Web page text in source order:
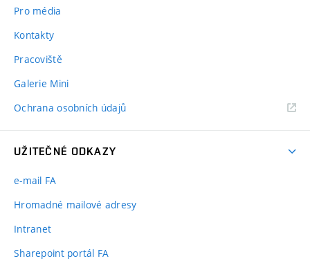
Pro média
Kontakty
Pracoviště
Galerie Mini
Ochrana osobních údajů
UŽITEČNÉ ODKAZY
e-mail FA
Hromadné mailové adresy
Intranet
Sharepoint portál FA